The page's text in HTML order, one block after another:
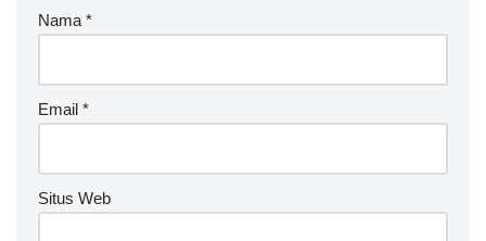
Nama*
Email *
Situs Web
n
ti
v